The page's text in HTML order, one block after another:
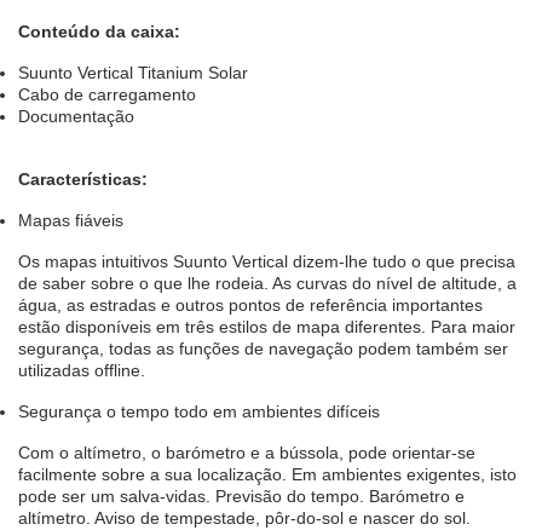
Conteúdo da caixa:
Suunto Vertical Titanium Solar
Cabo de carregamento
Documentação
Características:
Mapas fiáveis
Os mapas intuitivos Suunto Vertical dizem-lhe tudo o que precisa
de saber sobre o que lhe rodeia. As curvas do nível de altitude, a
água, as estradas e outros pontos de referência importantes
estão disponíveis em três estilos de mapa diferentes. Para maior
segurança, todas as funções de navegação podem também ser
utilizadas offline.
Segurança o tempo todo em ambientes difíceis
Com o altímetro, o barómetro e a bússola, pode orientar-se
facilmente sobre a sua localização. Em ambientes exigentes, isto
pode ser um salva-vidas. Previsão do tempo. Barómetro e
altímetro. Aviso de tempestade, pôr-do-sol e nascer do sol.